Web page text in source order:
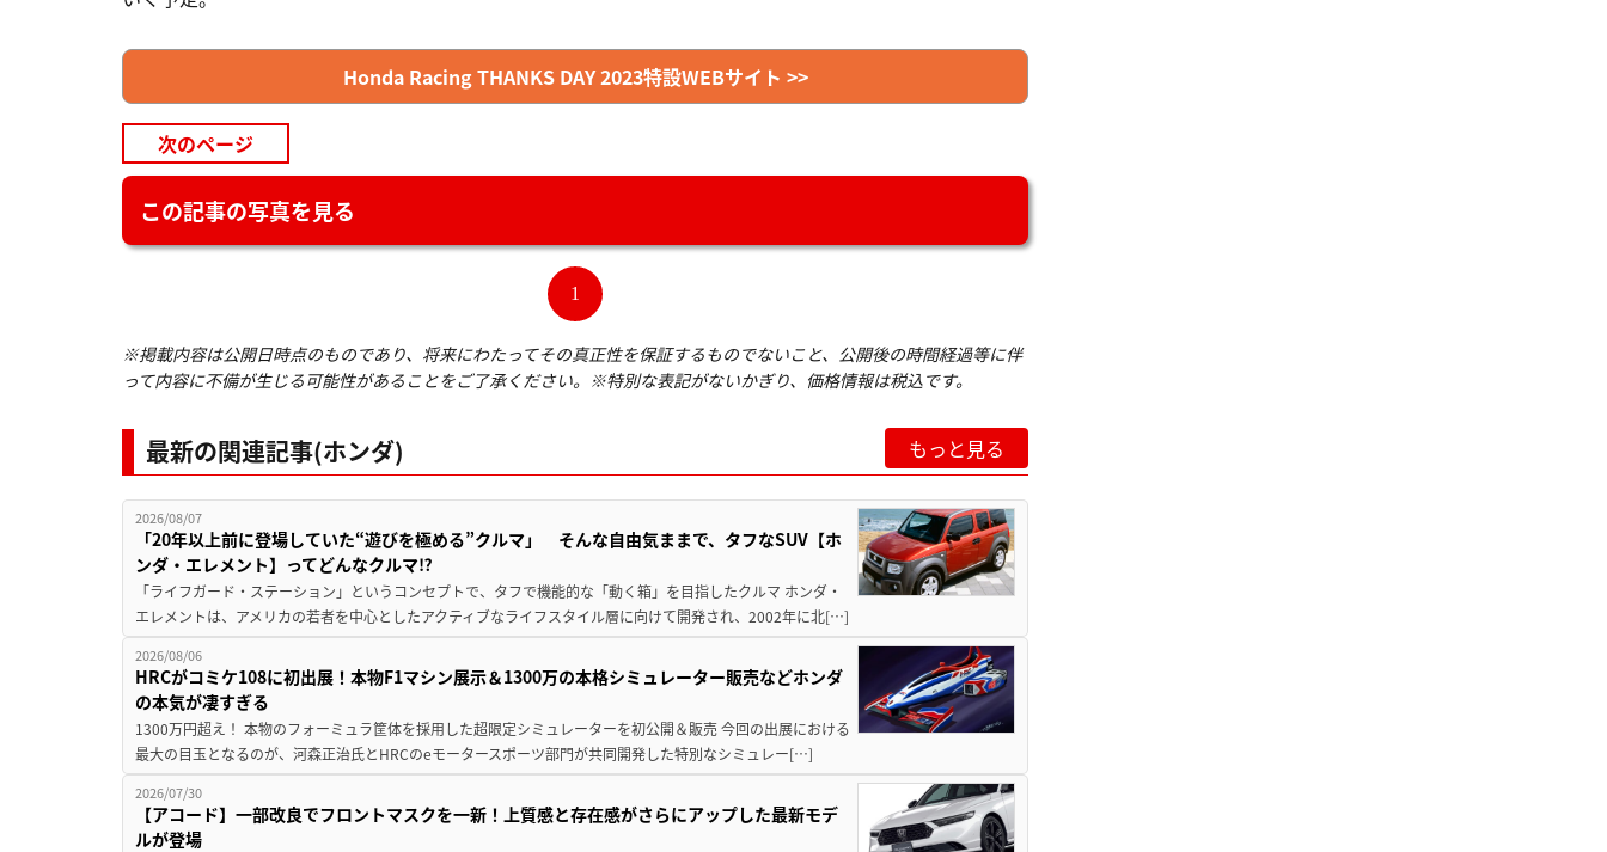
Honda Racing THANKS DAY 2023特設WEBサイト >>
次のページ
この記事の写真を見る
1
※掲載内容は公開日時点のものであり、将来にわたってその真正性を保証するものでないこと、公開後の時間経過等に伴
って内容に不備が生じる可能性があることをご了承ください。※特別な表記がないかぎり、価格情報は税込です。
最新の関連記事(ホンダ) もっと見る
2026/08/07
「20年以上前に登場していた“遊びを極める”クルマ」 そんな自由気ままで、タフなSUV【ホ
ンダ・エレメント】ってどんなクルマ⁉︎
「ライフガード・ステーション」というコンセプトで、タフで機能的な「動く箱」を目指したクルマ ホンダ・
エレメントは、アメリカの若者を中心としたアクティブなライフスタイル層に向けて開発され、2002年に北[…]
2026/08/06
HRCがコミケ108に初出展！本物F1マシン展示＆1300万の本格シミュレーター販売などホンダ
の本気が凄すぎる
1300万円超え！ 本物のフォーミュラ筐体を採用した超限定シミュレーターを初公開＆販売 今回の出展における
最大の目玉となるのが、河森正治氏とHRCのeモータースポーツ部門が共同開発した特別なシミュレー[…]
2026/07/30
【アコード】一部改良でフロントマスクを一新！上質感と存在感がさらにアップした最新モデ
ルが登場